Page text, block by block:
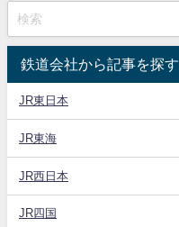
鉄道会社から記事を探す
JR東日本
JR東海
JR西日本
JR四国